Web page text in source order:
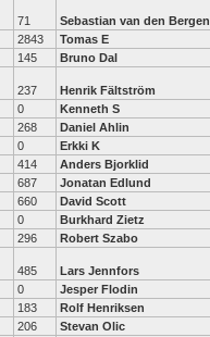
71 Sebastian van den Bergen
2843 Tomas E
145 Bruno Dal
237 Henrik Fältström
0 Kenneth S
268 Daniel Ahlin
0 Erkki K
414 Anders Bjorklid
687 Jonatan Edlund
660 David Scott
0 Burkhard Zietz
296 Robert Szabo
485 Lars Jennfors
0 Jesper Flodin
183 Rolf Henriksen
206 Stevan Olic